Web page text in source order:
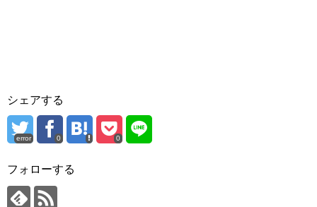
シェアする
error 0 0
フォローする